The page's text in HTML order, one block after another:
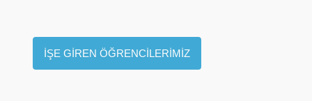
İŞE GİREN ÖĞRENCİLERİMİZ